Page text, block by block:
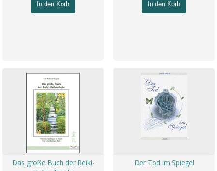
In den Korb In den Korb
Das große Buch der Reiki-
Der Tod im Spiegel